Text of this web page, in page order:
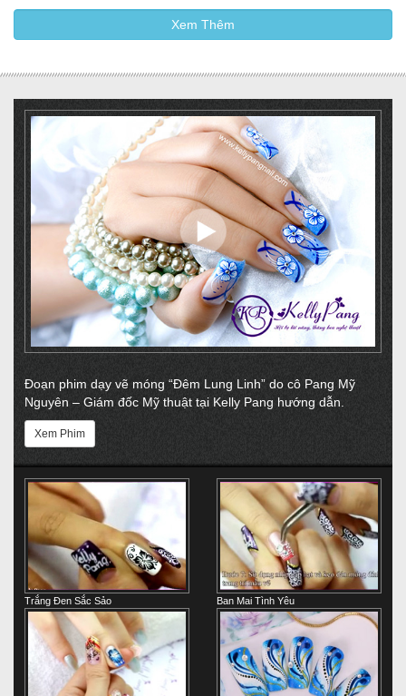
Xem Thêm
Đoạn phim dạy vẽ móng “Đêm Lung Linh” do cô Pang Mỹ
Nguyên – Giám đốc Mỹ thuật tại Kelly Pang hướng dẫn.
Xem Phim
Trắng Đen Sắc Sảo Ban Mai Tình Yêu